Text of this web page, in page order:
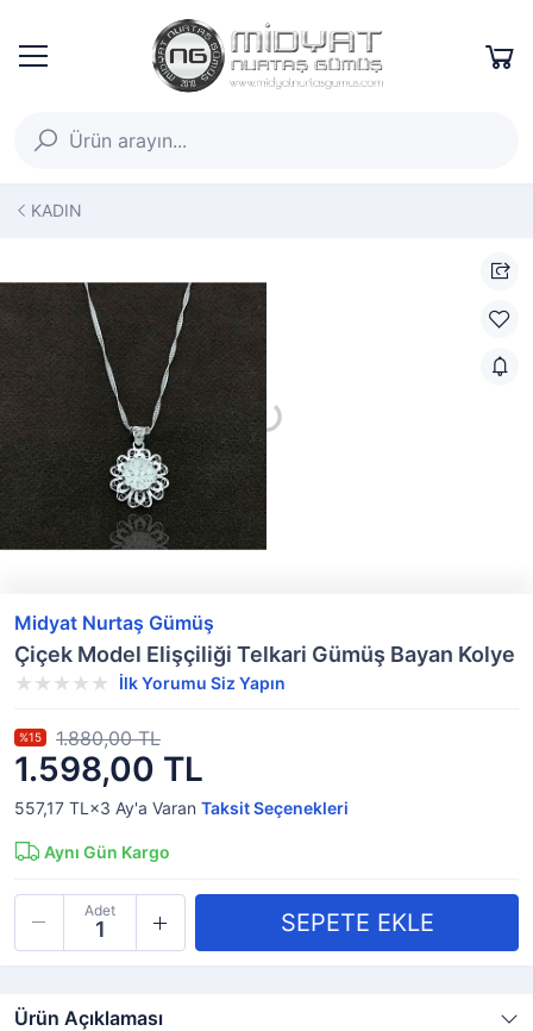
KADIN
Midyat Nurtaş Gümüş
Çiçek Model Elişçiliği Telkari Gümüş Bayan Kolye
İlk Yorumu Siz Yapın
1.598,00 TL
%15 1.880,00 TL
557,17 TL×3 Ay'a Varan Taksit Seçenekleri
Aynı Gün Kargo
Adet
Ürün Açıklaması